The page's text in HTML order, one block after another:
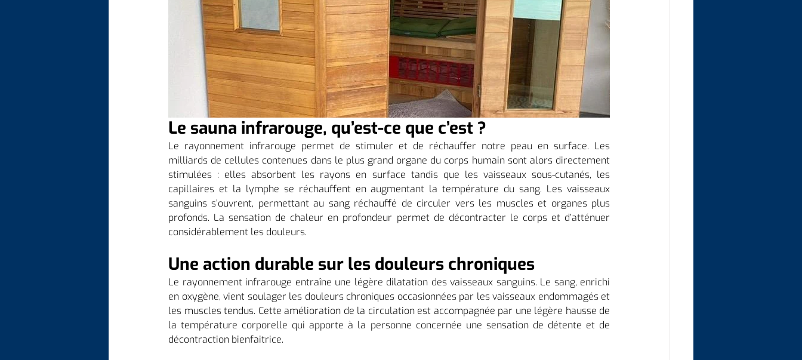
Le sauna infrarouge, qu’est-ce que c’est ?
Le rayonnement infrarouge permet de stimuler et de réchauffer notre peau en surface. Les
milliards de cellules contenues dans le plus grand organe du corps humain sont alors directement
stimulées : elles absorbent les rayons en surface tandis que les vaisseaux sous-cutanés, les
capillaires et la lymphe se réchauffent en augmentant la température du sang. Les vaisseaux
sanguins s’ouvrent, permettant au sang réchauffé de circuler vers les muscles et organes plus
profonds. La sensation de chaleur en profondeur permet de décontracter le corps et d’atténuer
considérablement les douleurs.
Une action durable sur les douleurs chroniques
Le rayonnement infrarouge entraîne une légère dilatation des vaisseaux sanguins. Le sang, enrichi
en oxygène, vient soulager les douleurs chroniques occasionnées par les vaisseaux endommagés et
les muscles tendus. Cette amélioration de la circulation est accompagnée par une légère hausse de
la température corporelle qui apporte à la personne concernée une sensation de détente et de
décontraction bienfaitrice.